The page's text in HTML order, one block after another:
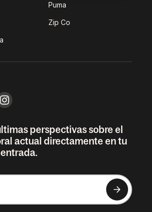
Puma
Zip Co
perspectivas sobre el
actual directamente en tu